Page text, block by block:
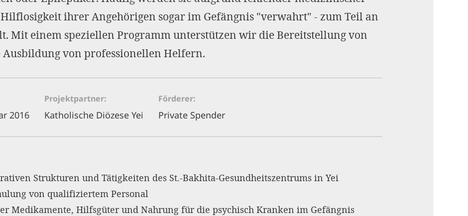
ihrer Angehörigen sogar im Gefängnis "verwahrt" - zum Teil an
Mit einem speziellen Programm unterstützen wir die Bereitstellung von
von professionellen Helfern.
2016
Projektpartner
Katholische Diözese Yei
Förderer
Private Spender
Strukturen und Tätigkeiten des St.-Bakhita-Gesundheitszentrums in Yei
von qualifiziertem Personal
Medikamente, Hilfsgüter und Nahrung für die psychisch Kranken im Gefängnis